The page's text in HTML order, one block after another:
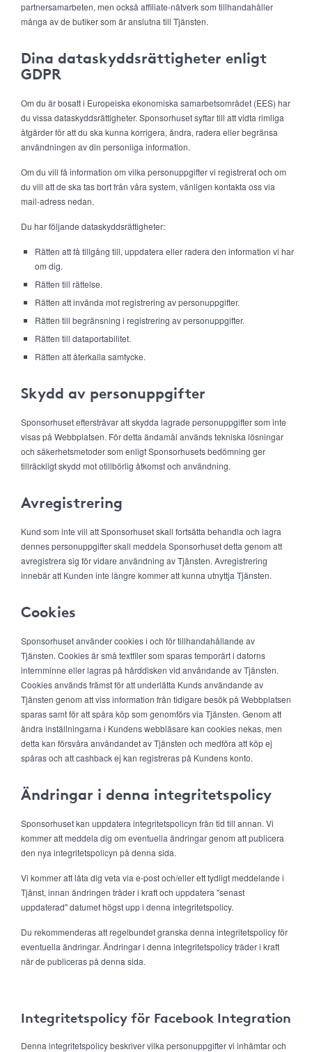
partnersamarbeten, men också affiliate-nätverk som tillhandahåller
många av de butiker som är anslutna till Tjänsten.
Dina dataskyddsrättigheter enligt
GDPR
Om du är bosatt i Europeiska ekonomiska samarbetsområdet (EES) har
du vissa dataskyddsrättigheter. Sponsorhuset syftar till att vidta rimliga
åtgärder för att du ska kunna korrigera, ändra, radera eller begränsa
användningen av din personliga information.
Om du vill få information om vilka personuppgifter vi registrerat och om
du vill att de ska tas bort från våra system, vänligen kontakta oss via
mail-adress nedan.
Du har följande dataskyddsrättigheter:
Rätten att få tillgång till, uppdatera eller radera den information vi har
om dig.
Rätten till rättelse.
Rätten att invända mot registrering av personuppgifter.
Rätten till begränsning i registrering av personuppgifter.
Rätten till dataportabilitet.
Rätten att återkalla samtycke.
Skydd av personuppgifter
Sponsorhuset eftersträvar att skydda lagrade personuppgifter som inte
visas på Webbplatsen. För detta ändamål används tekniska lösningar
och säkerhetsmetoder som enligt Sponsorhusets bedömning ger
tillräckligt skydd mot otillbörlig åtkomst och användning.
Avregistrering
Kund som inte vill att Sponsorhuset skall fortsätta behandla och lagra
dennes personuppgifter skall meddela Sponsorhuset detta genom att
avregistrera sig för vidare användning av Tjänsten. Avregistrering
innebär att Kunden inte längre kommer att kunna utnyttja Tjänsten.
Cookies
Sponsorhuset använder cookies i och för tillhandahållande av
Tjänsten. Cookies är små textfiler som sparas temporärt i datorns
internminne eller lagras på hårddisken vid användande av Tjänsten.
Cookies används främst för att underlätta Kunds användande av
Tjänsten genom att viss information från tidigare besök på Webbplatsen
sparas samt för att spåra köp som genomförs via Tjänsten. Genom att
ändra inställningarna i Kundens webbläsare kan cookies nekas, men
detta kan försvåra användandet av Tjänsten och medföra att köp ej
spåras och att cashback ej kan registreras på Kundens konto.
Ändringar i denna integritetspolicy
Sponsorhuset kan uppdatera integritetspolicyn från tid till annan. Vi
kommer att meddela dig om eventuella ändringar genom att publicera
den nya integritetspolicyn på denna sida.
Vi kommer att låta dig veta via e-post och/eller ett tydligt meddelande i
Tjänst, innan ändringen träder i kraft och uppdatera "senast
uppdaterad" datumet högst upp i denna integritetspolicy.
Du rekommenderas att regelbundet granska denna integritetspolicy för
eventuella ändringar. Ändringar i denna integritetspolicy träder i kraft
när de publiceras på denna sida.
Integritetspolicy för Facebook Integration
Denna integritetspolicy beskriver vilka personuppgifter vi inhämtar och